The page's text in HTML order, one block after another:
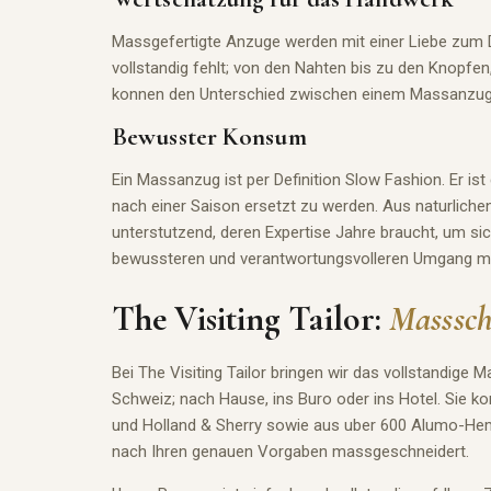
Massgefertigte Anzuge werden mit einer Liebe
vollstandig fehlt; von den Nahten bis zu den
konnen den Unterschied zwischen einem
Bewusster Konsum
Ein Massanzug ist per Definition Slow Fashion. Er
nach einer Saison ersetzt zu werden. Aus
unterstutzend, deren Expertise Jahre braucht, um
bewussteren und verantwortungsvolleren Umgang
The Visiting Tailor:
Bei The Visiting Tailor bringen wir das vollstandige
Schweiz; nach Hause, ins Buro oder ins Hotel. Sie
und Holland & Sherry sowie aus uber 600 Alumo-
nach Ihren genauen Vorgaben massgeschneidert.